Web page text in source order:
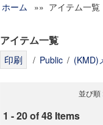
ホーム »» アイテム一覧
アイテム一覧
/ Public / (KMD)
並び順
1 - 20 of 48 Items